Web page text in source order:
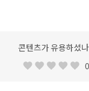
콘텐츠가 유용하셨